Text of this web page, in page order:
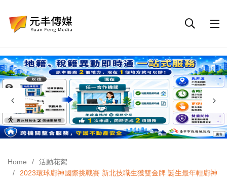
Home
活動花絮
2023環球廚神國際挑戰賽 新北技職生獲雙金牌 誕生最年輕廚神